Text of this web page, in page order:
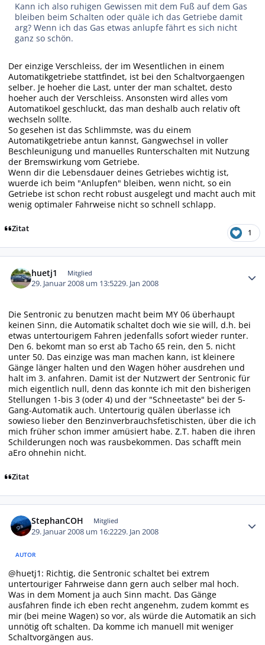
Kann ich also ruhigen Gewissen mit dem Fuß auf dem Gas
bleiben beim Schalten oder quäle ich das Getriebe damit
arg? Wenn ich das Gas etwas anlupfe fährt es sich nicht
ganz so schön.
Der einzige Verschleiss, der im Wesentlichen in einem
Automatikgetriebe stattfindet, ist bei den Schaltvorgaengen
selber. Je hoeher die Last, unter der man schaltet, desto
hoeher auch der Verschleiss. Ansonsten wird alles vom
Automatikoel geschluckt, das man deshalb auch relativ oft
wechseln sollte.
So gesehen ist das Schlimmste, was du einem
Automatikgetriebe antun kannst, Gangwechsel in voller
Beschleunigung und manuelles Runterschalten mit Nutzung
der Bremswirkung vom Getriebe.
Wenn dir die Lebensdauer deines Getriebes wichtig ist,
wuerde ich beim "Anlupfen" bleiben, wenn nicht, so ein
Getriebe ist schon recht robust ausgelegt und macht auch mit
wenig optimaler Fahrweise nicht so schnell schlapp.
Zitat 1
huetj1 Mitglied
29. Januar 2008 um 13:5229. Jan 2008
Die Sentronic zu benutzen macht beim MY 06 überhaupt
keinen Sinn, die Automatik schaltet doch wie sie will, d.h. bei
etwas untertourigem Fahren jedenfalls sofort wieder runter.
Den 6. bekomt man so erst ab Tacho 65 rein, den 5. nicht
unter 50. Das einzige was man machen kann, ist kleinere
Gänge länger halten und den Wagen höher ausdrehen und
halt im 3. anfahren. Damit ist der Nutzwert der Sentronic für
mich eigentlich null, denn das konnte ich mit den bisherigen
Stellungen 1-bis 3 (oder 4) und der "Schneetaste" bei der 5-
Gang-Automatik auch. Untertourig quälen überlasse ich
sowieso lieber den Benzinverbrauchsfetischisten, über die ich
mich früher schon immer amüsiert habe. Z.T. haben die ihren
Schilderungen noch was rausbekommen. Das schafft mein
aEro ohnehin nicht.
Zitat
StephanCOH Mitglied
29. Januar 2008 um 16:2229. Jan 2008
AUTOR
@huetj1: Richtig, die Sentronic schaltet bei extrem
untertouriger Fahrweise dann gern auch selber mal hoch.
Was in dem Moment ja auch Sinn macht. Das Gänge
ausfahren finde ich eben recht angenehm, zudem kommt es
mir (bei meine Wagen) so vor, als würde die Automatik an sich
unnötig oft schalten. Da komme ich manuell mit weniger
Schaltvorgängen aus.